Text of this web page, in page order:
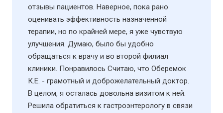
отзывы пациентов. Наверное, пока рано
оценивать эффективность назначенной
терапии, но по крайней мере, я уже чувствую
улучшения. Думаю, было бы удобно
обращаться к врачу и во второй филиал
клиники. Понравилось Считаю, что Оберемок
К.Е. - грамотный и доброжелательный доктор.
В целом, я осталась довольна визитом к ней.
Решила обратиться к гастроэнтерологу в связи